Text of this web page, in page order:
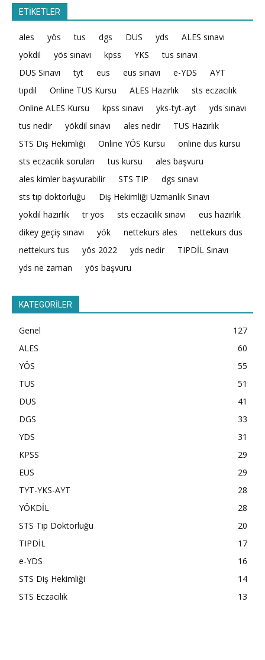
ETİKETLER
ales yös tus dgs DUS yds
ALES sınavı
yokdil
yös sınavı kpss YKS
tus sınavı
DUS Sınavı
tyt eus eus sınavı e-YDS
AYT
tıpdil
Online TUS Kursu ALES Hazırlık
sts eczacılık
Online ALES Kursu
kpss sınavı yks-tyt-ayt
yds sınavı
tus nedir
yökdil sınavı ales nedir
TUS Hazırlık
STS Diş Hekimliği
Online YÖS Kursu
online dus kursu
sts eczacılık soruları
tus kursu
ales başvuru
ales kimler başvurabilir
STS TIP
dgs sınavı
sts tıp doktorluğu
Diş Hekimliği Uzmanlık Sınavı
yökdil hazırlık
tr yös sts eczacılık sınavı
eus hazırlık
dikey geçiş sınavı
yök nettekurs ales
nettekurs dus
nettekurs tus
yös 2022 yds nedir
TIPDİL Sınavı
yds ne zaman
yös başvuru
KATEGORİLER
Genel
127
ALES
60
YÖS
55
TUS
51
DUS
41
DGS
33
YDS
31
KPSS
29
EUS
29
TYT-YKS-AYT
28
YÖKDİL
28
STS Tıp Doktorluğu
20
TIPDİL
17
e-YDS
16
STS Diş Hekimliği
14
STS Eczacılık
13